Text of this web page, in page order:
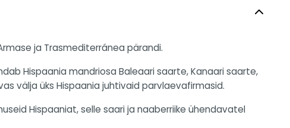
ja Trasmediterránea pärandi.
Hispaania mandriosa Baleaari saarte, Kanaari saarte,
välja üks Hispaania juhtivaid parvlaevafirmasid.
Hispaaniat, selle saari ja naaberriike ühendavatel